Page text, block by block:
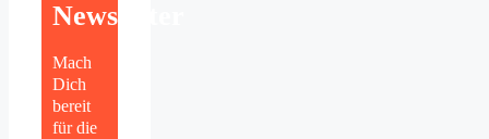
Newsletter
Mach
Dich
bereit
für die